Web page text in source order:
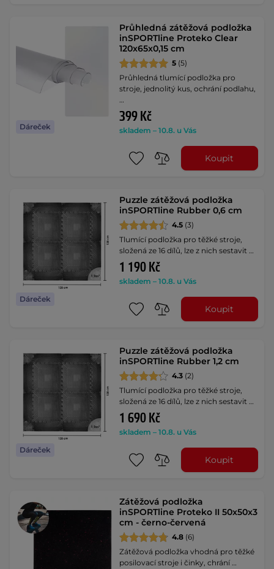
Dáreček
Průhledná zátěžová podložka
inSPORTline Proteko Clear
120x65x0,15 cm
5 (5)
Průhledná tlumící podložka pro
stroje, jednolitý kus, ochrání podlahu,
…
399 Kč
skladem – 10.8. u Vás
Koupit
Dáreček
Puzzle zátěžová podložka
inSPORTline Rubber 0,6 cm
4.5 (3)
Tlumící podložka pro těžké stroje,
složená ze 16 dílů, lze z nich sestavit …
1 190 Kč
skladem – 10.8. u Vás
Koupit
Dáreček
Puzzle zátěžová podložka
inSPORTline Rubber 1,2 cm
4.3 (2)
Tlumící podložka pro těžké stroje,
složená ze 16 dílů, lze z nich sestavit …
1 690 Kč
skladem – 10.8. u Vás
Koupit
Zátěžová podložka
inSPORTline Proteko II 50x50x3
cm - černo-červená
4.8 (6)
Zátěžová podložka vhodná pro těžké
posilovací stroje i činky, chrání …